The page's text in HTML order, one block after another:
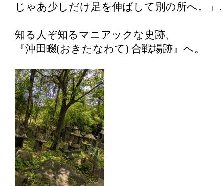
じゃあ少しだけ足を伸ばして別の所へ。
知る人ぞ知るマニアックな史跡、
『沖田畷(おきたなわて) 合戦場跡』へ。